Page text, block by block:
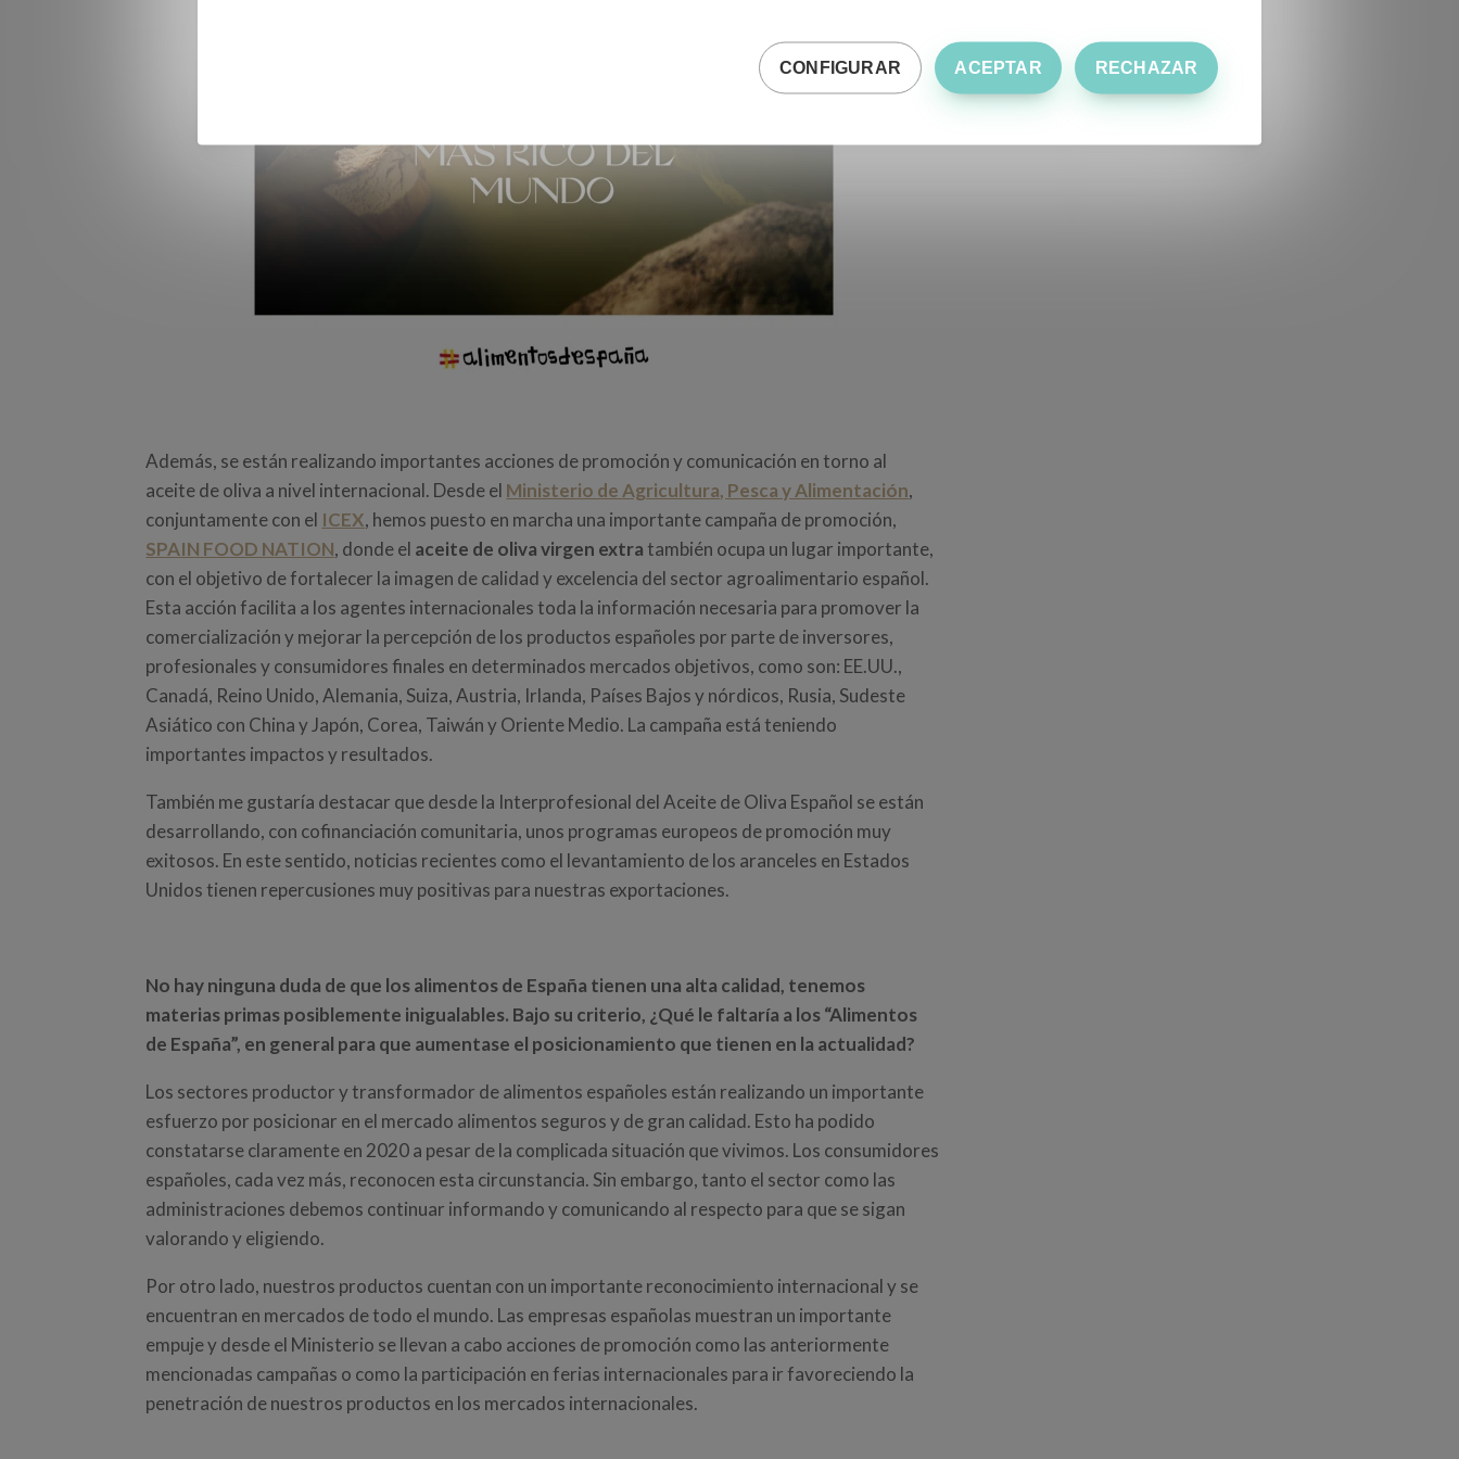
Además, se están realizando importantes acciones de promoción y comunicación en torno al
aceite de oliva a nivel internacional. Desde el Ministerio de Agricultura, Pesca y Alimentación,
conjuntamente con el ICEX, hemos puesto en marcha una importante campaña de promoción,
SPAIN FOOD NATION, donde el aceite de oliva virgen extra también ocupa un lugar importante,
con el objetivo de fortalecer la imagen de calidad y excelencia del sector agroalimentario español.
Esta acción facilita a los agentes internacionales toda la información necesaria para promover la
comercialización y mejorar la percepción de los productos españoles por parte de inversores,
profesionales y consumidores finales en determinados mercados objetivos, como son: EE.UU.,
Canadá, Reino Unido, Alemania, Suiza, Austria, Irlanda, Países Bajos y nórdicos, Rusia, Sudeste
Asiático con China y Japón, Corea, Taiwán y Oriente Medio. La campaña está teniendo
importantes impactos y resultados.
También me gustaría destacar que desde la Interprofesional del Aceite de Oliva Español se están
desarrollando, con cofinanciación comunitaria, unos programas europeos de promoción muy
exitosos. En este sentido, noticias recientes como el levantamiento de los aranceles en Estados
Unidos tienen repercusiones muy positivas para nuestras exportaciones.
No hay ninguna duda de que los alimentos de España tienen una alta calidad, tenemos
materias primas posiblemente inigualables. Bajo su criterio, ¿Qué le faltaría a los “Alimentos
de España”, en general para que aumentase el posicionamiento que tienen en la actualidad?
Los sectores productor y transformador de alimentos españoles están realizando un importante
esfuerzo por posicionar en el mercado alimentos seguros y de gran calidad. Esto ha podido
constatarse claramente en 2020 a pesar de la complicada situación que vivimos. Los consumidores
españoles, cada vez más, reconocen esta circunstancia. Sin embargo, tanto el sector como las
administraciones debemos continuar informando y comunicando al respecto para que se sigan
valorando y eligiendo.
Por otro lado, nuestros productos cuentan con un importante reconocimiento internacional y se
encuentran en mercados de todo el mundo. Las empresas españolas muestran un importante
empuje y desde el Ministerio se llevan a cabo acciones de promoción como las anteriormente
mencionadas campañas o como la participación en ferias internacionales para ir favoreciendo la
penetración de nuestros productos en los mercados internacionales.
ACEPTAR
CONFIGURAR RECHAZAR